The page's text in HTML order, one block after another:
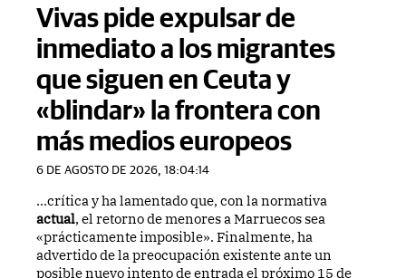
Vivas pide expulsar de
inmediato a los migrantes
que siguen en Ceuta y
«blindar» la frontera con
más medios europeos
6 DE AGOSTO DE 2026, 18:04:14
...crítica y ha lamentado que, con la normativa
actual, el retorno de menores a Marruecos sea
«prácticamente imposible». Finalmente, ha
advertido de la preocupación existente ante un
posible nuevo intento de entrada el próximo 15 de